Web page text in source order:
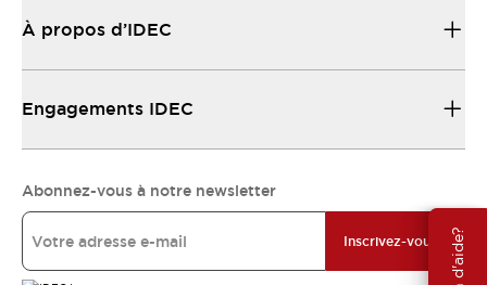
À propos d’IDEC
Engagements IDEC
Abonnez-vous à notre newsletter
Inscrivez-vous